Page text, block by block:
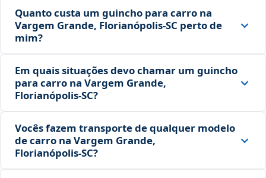
Quanto custa um guincho para carro na
Vargem Grande, Florianópolis‑SC perto de
mim?
Em quais situações devo chamar um guincho
para carro na Vargem Grande,
Florianópolis‑SC?
Vocês fazem transporte de qualquer modelo
de carro na Vargem Grande,
Florianópolis‑SC?